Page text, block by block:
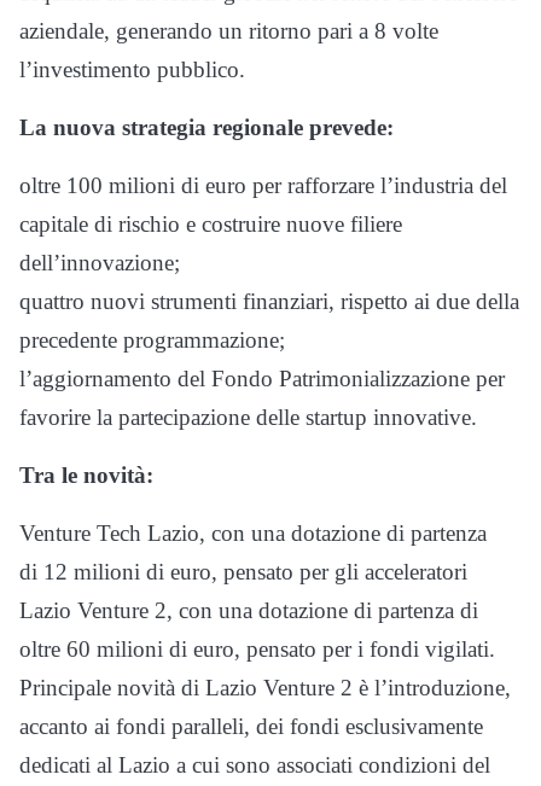
aziendale, generando un ritorno pari a 8 volte
l’investimento pubblico.
La nuova strategia regionale prevede:
oltre 100 milioni di euro per rafforzare l’industria del
capitale di rischio e costruire nuove filiere
dell’innovazione;
quattro nuovi strumenti finanziari, rispetto ai due della
precedente programmazione;
l’aggiornamento del Fondo Patrimonializzazione per
favorire la partecipazione delle startup innovative.
Tra le novità:
Venture Tech Lazio, con una dotazione di partenza
di 12 milioni di euro, pensato per gli acceleratori
Lazio Venture 2, con una dotazione di partenza di
oltre 60 milioni di euro, pensato per i fondi vigilati.
Principale novità di Lazio Venture 2 è l’introduzione,
accanto ai fondi paralleli, dei fondi esclusivamente
dedicati al Lazio a cui sono associati condizioni del